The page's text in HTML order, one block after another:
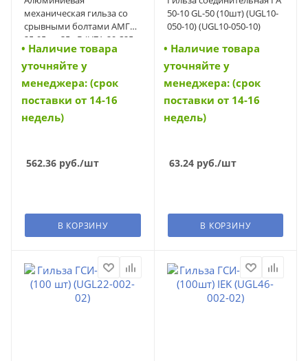
механическая гильза со
срывными болтами АМГ
25-95 до 35 кВ (UZA-29-S25-
S95-35)
• Наличие товара
уточняйте у
менеджера: (срок
поставки от 14-16
недель)
562.36 руб./шт
В КОРЗИНУ
50-10 GL-50 (10шт) (UGL10-
050-10) (UGL10-050-10)
• Наличие товара
уточняйте у
менеджера: (срок
поставки от 14-16
недель)
63.24руб./шт
В КОРЗИНУ